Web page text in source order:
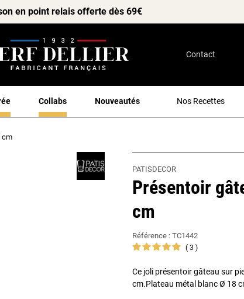
en point relais offerte dès 69€
Contact
Collabs Nouveautés Nos Recettes
cm
PATISDECOR
Présentoir
cm
Référence : TC1442
3
Ce joli présentoir gâteau sur
cm.Plateau métal blanc Ø 18